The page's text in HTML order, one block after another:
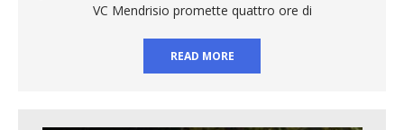
VC Mendrisio promette quattro ore di
READ MORE